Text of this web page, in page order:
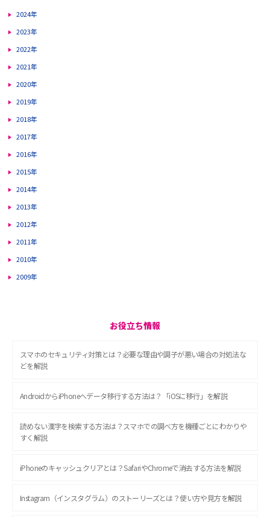
2024年
2023年
2022年
2021年
2020年
2019年
2018年
2017年
2016年
2015年
2014年
2013年
2012年
2011年
2010年
2009年
お役立ち情報
スマホのセキュリティ対策とは？必要な理由や調子が悪い場合の対処法な
どを解説
AndroidからiPhoneへデータ移行する方法は？「iOSに移行」を解説
読めない漢字を検索する方法は？スマホでの調べ方を機種ごとにわかりや
すく解説
iPhoneのキャッシュクリアとは？SafariやChromeで消去する方法を解説
Instagram（インスタグラム）のストーリーズとは？使い方や見方を解説